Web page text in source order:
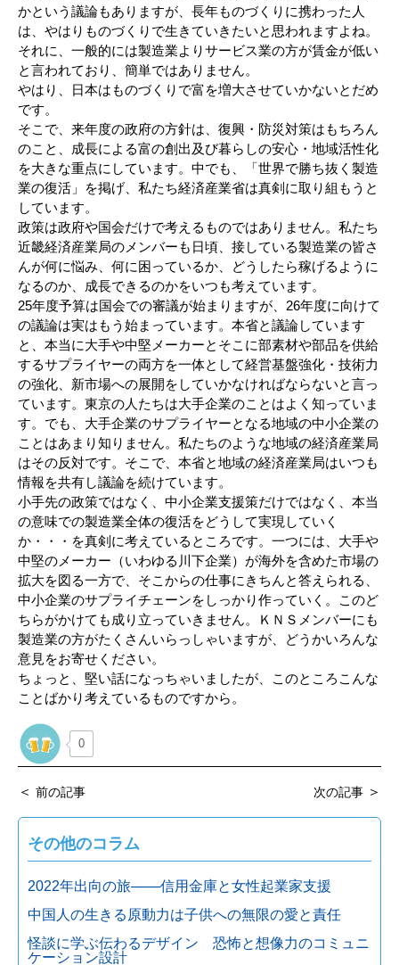
かという議論もありますが、長年ものづくりに携わった人
は、やはりものづくりで生きていきたいと思われますよね。
それに、一般的には製造業よりサービス業の方が賃金が低い
と言われており、簡単ではありません。
やはり、日本はものづくりで富を増大させていかないとだめ
です。
そこで、来年度の政府の方針は、復興・防災対策はもちろん
のこと、成長による富の創出及び暮らしの安心・地域活性化
を大きな重点にしています。中でも、「世界で勝ち抜く製造
業の復活」を掲げ、私たち経済産業省は真剣に取り組もうと
しています。
政策は政府や国会だけで考えるものではありません。私たち
近畿経済産業局のメンバーも日頃、接している製造業の皆さ
んが何に悩み、何に困っているか、どうしたら稼げるように
なるのか、成長できるのかをいつも考えています。
25年度予算は国会での審議が始まりますが、26年度に向けて
の議論は実はもう始まっています。本省と議論しています
と、本当に大手や中堅メーカーとそこに部素材や部品を供給
するサプライヤーの両方を一体として経営基盤強化・技術力
の強化、新市場への展開をしていかなければならないと言っ
ています。東京の人たちは大手企業のことはよく知っていま
す。でも、大手企業のサプライヤーとなる地域の中小企業の
ことはあまり知りません。私たちのような地域の経済産業局
はその反対です。そこで、本省と地域の経済産業局はいつも
情報を共有し議論を続けています。
小手先の政策ではなく、中小企業支援策だけではなく、本当
の意味での製造業全体の復活をどうして実現していく
か・・・を真剣に考えているところです。一つには、大手や
中堅のメーカー（いわゆる川下企業）が海外を含めた市場の
拡大を図る一方で、そこからの仕事にきちんと答えられる、
中小企業のサプライチェーンをしっかり作っていく。このど
ちらがかけても成り立っていきません。ＫＮＳメンバーにも
製造業の方がたくさんいらっしゃいますが、どうかいろんな
意見をお寄せください。
ちょっと、堅い話になっちゃいましたが、このところこんな
ことばかり考えているものですから。
0
＜ 前の記事 次の記事 ＞
その他のコラム
2022年出向の旅───信用金庫と女性起業家支援
中国人の生きる原動力は子供への無限の愛と責任
怪談に学ぶ伝わるデザイン 恐怖と想像力のコミュニ
ケーション設計